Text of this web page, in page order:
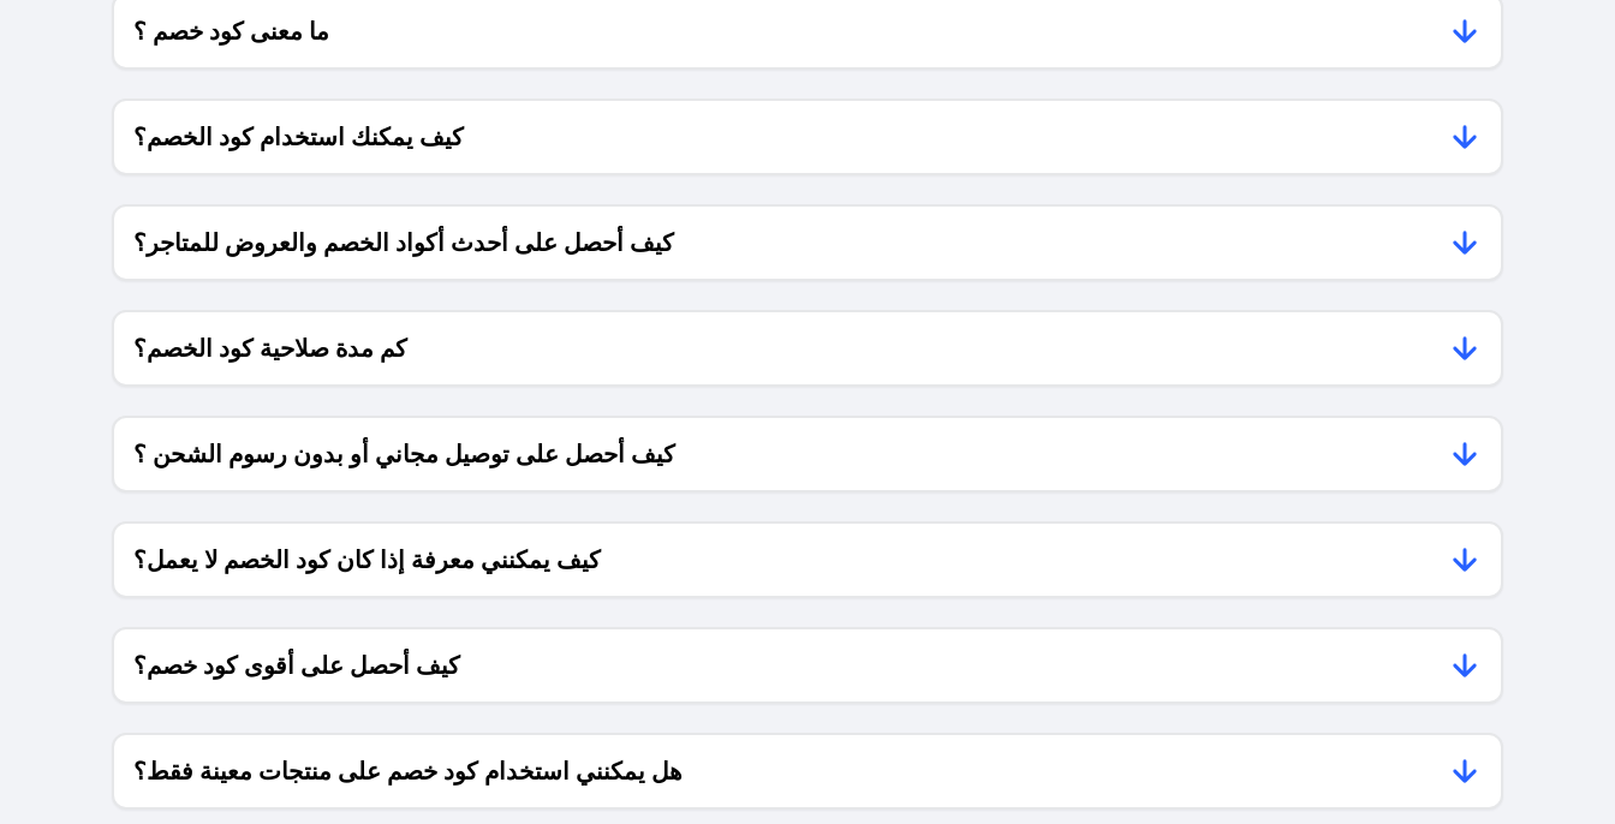
ما معنى كود خصم ؟
كيف يمكنك استخدام كود الخصم؟
كيف أحصل على أحدث أكواد الخصم والعروض للمتاجر؟
كم مدة صلاحية كود الخصم؟
كيف أحصل على توصيل مجاني أو بدون رسوم الشحن ؟
كيف يمكنني معرفة إذا كان كود الخصم لا يعمل؟
كيف أحصل على أقوى كود خصم؟
هل يمكنني استخدام كود خصم على منتجات معينة فقط؟